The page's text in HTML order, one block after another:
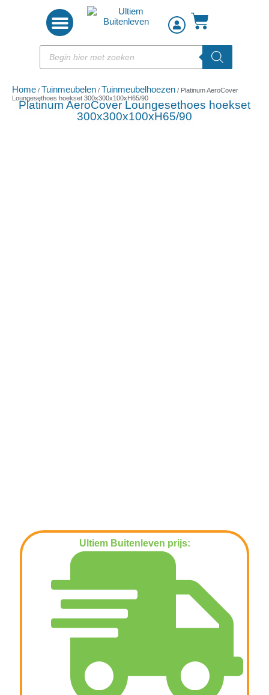
Home / Tuinmeubelen / Tuinmeubelhoezen / Platinum AeroCover
Loungesethoes hoekset 300x300x100xH65/90
Platinum AeroCover Loungesethoes hoekset
300x300x100xH65/90
Ultiem Buitenleven prijs: